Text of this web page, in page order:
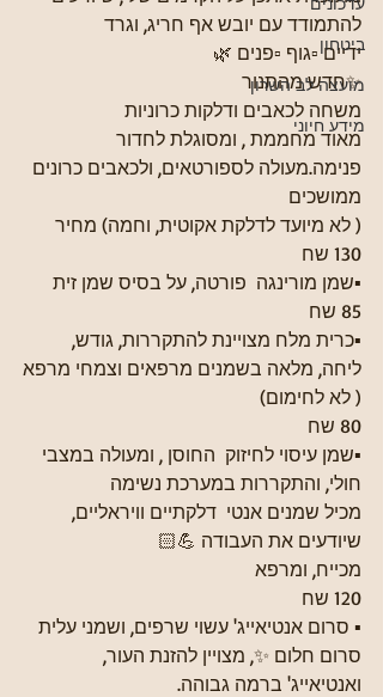
ביטחון
מועצה לב השרון
מידע חיוני
להתמודד עם יובש אף חריג, וגרד
ידיים ▫️גוף ▫️פנים 🌿
✨חדש מהתנור
משחה לכאבים ודלקות כרוניות
מאוד מחממת , ומסוגלת לחדור
פנימה.מעולה לספורטאים, ולכאבים כרונים
ממושכים
( לא מיועד לדלקת אקוטית, וחמה) מחיר
130 שח
▪️שמן מורינגה  פורטה, על בסיס שמן זית
85 שח
▪️כרית מלח מצויינת להתקררות, גודש,
ליחה, מלאה בשמנים מרפאים וצמחי מרפא
( לא לחימום)
80 שח
▪️שמן עיסוי לחיזוק  החוסן , ומעולה במצבי
חולי, והתקררות במערכת נשימה
מכיל שמנים אנטי  דלקתיים וויראליים,
שיודעים את העבודה 💪🏻
מכייח, ומרפא
120 שח
▪️ סרום אנטיאייג' עשוי שרפים, ושמני עלית
סרום חלום ✨, מצויין להזנת העור,
ואנטיאייג' ברמה גבוהה.